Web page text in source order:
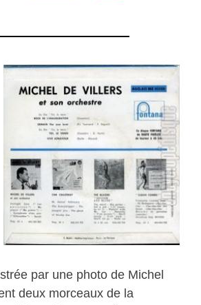
par une photo de Michel
deux morceaux de la